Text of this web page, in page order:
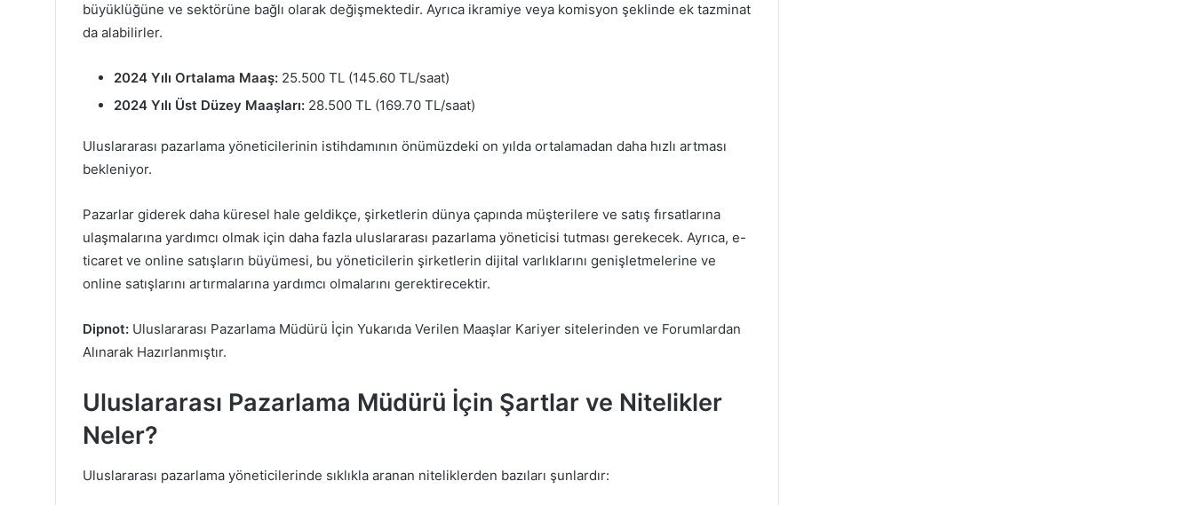
büyüklüğüne ve sektörüne bağlı olarak değişmektedir. Ayrıca ikramiye veya komisyon şeklinde ek tazminat
da alabilirler.
2024 Yılı Ortalama Maaş: 25.500 TL (145.60 TL/saat)
2024 Yılı Üst Düzey Maaşları: 28.500 TL (169.70 TL/saat)
Uluslararası pazarlama yöneticilerinin istihdamının önümüzdeki on yılda ortalamadan daha hızlı artması
bekleniyor.
Pazarlar giderek daha küresel hale geldikçe, şirketlerin dünya çapında müşterilere ve satış fırsatlarına
ulaşmalarına yardımcı olmak için daha fazla uluslararası pazarlama yöneticisi tutması gerekecek. Ayrıca, e-
ticaret ve online satışların büyümesi, bu yöneticilerin şirketlerin dijital varlıklarını genişletmelerine ve
online satışlarını artırmalarına yardımcı olmalarını gerektirecektir.
Dipnot: Uluslararası Pazarlama Müdürü İçin Yukarıda Verilen Maaşlar Kariyer sitelerinden ve Forumlardan
Alınarak Hazırlanmıştır.
Uluslararası Pazarlama Müdürü İçin Şartlar ve Nitelikler
Neler?
Uluslararası pazarlama yöneticilerinde sıklıkla aranan niteliklerden bazıları şunlardır: